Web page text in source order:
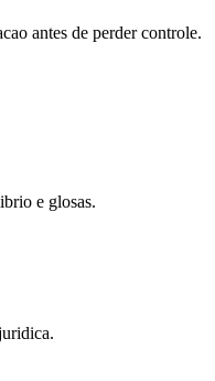
antes de perder controle.
e glosas.